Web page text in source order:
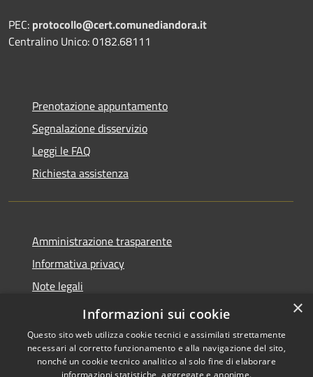
PEC: protocollo@cert.comunediandora.it
Centralino Unico: 0182.68111
Prenotazione appuntamento
Segnalazione disservizio
Leggi le FAQ
Richiesta assistenza
Amministrazione trasparente
Informativa privacy
Note legali
Dichiarazione di accessibilità
×
Informazioni sui cookie
Questo sito web utilizza cookie tecnici e assimilati strettamente
necessari al corretto funzionamento e alla navigazione del sito,
nonché un cookie tecnico analitico al solo fine di elaborare
informazioni statistiche, aggregate e anonime.